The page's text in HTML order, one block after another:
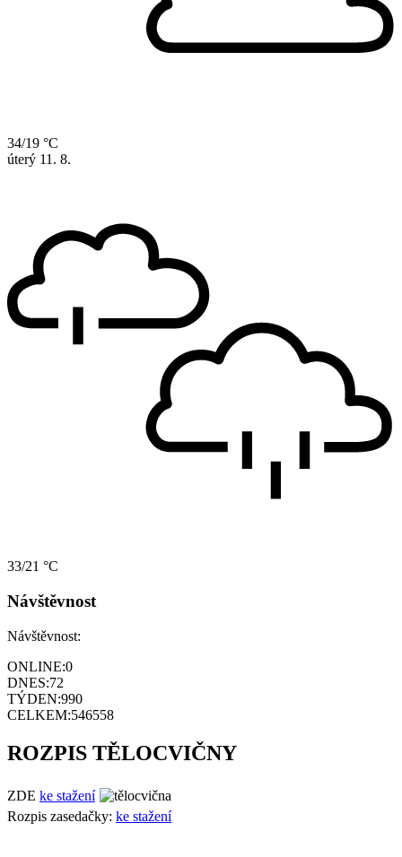
34/19 °C
úterý 11. 8.
33/21 °C
Návštěvnost
Návštěvnost:
ONLINE:0
DNES:72
TÝDEN:990
CELKEM:546558
ROZPIS TĚLOCVIČNY
ZDE ke stažení
Rozpis zasedačky: ke stažení